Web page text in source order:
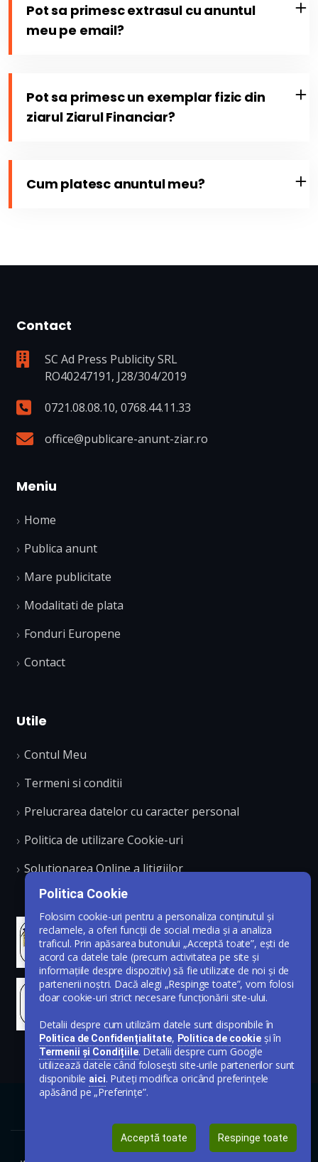
Pot sa primesc extrasul cu anuntul
meu pe email?
Pot sa primesc un exemplar fizic din
ziarul Ziarul Financiar?
Cum platesc anuntul meu?
Contact
SC Ad Press Publicity SRL
RO40247191, J28/304/2019
0721.08.08.10, 0768.44.11.33
office@publicare-anunt-ziar.ro
Meniu
Home
Publica anunt
Mare publicitate
Modalitati de plata
Fonduri Europene
Contact
Utile
Contul Meu
Termeni si conditii
Prelucrarea datelor cu caracter personal
Politica de utilizare Cookie-uri
Solutionarea Online a litigiilor
Politica Cookie
Folosim cookie-uri pentru a personaliza conținutul și
reclamele, a oferi funcții de social media și a analiza
traficul. Prin apăsarea butonului „Acceptă toate”, ești de
acord ca datele tale (precum activitatea pe site și
informațiile despre dispozitiv) să fie utilizate de noi și de
partenerii noștri. Dacă alegi „Respinge toate”, vom folosi
doar cookie-uri strict necesare funcționării site-ului.
Detalii despre cum utilizăm datele sunt disponibile în
Politica de Confidențialitate, Politica de cookieși în
Termenii și Condițiile. Detalii despre cum Google
utilizează datele când folosești site-urile partenerilor sunt
disponibile aici. Puteți modifica oricând preferințele
apăsând pe „Preferințe”.
Acceptă toate Respinge toate